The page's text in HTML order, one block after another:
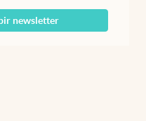
newsletter